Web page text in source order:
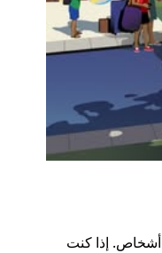
UberXL متاحة للمجموعات حتى 6 أشخاص. إذا كنت